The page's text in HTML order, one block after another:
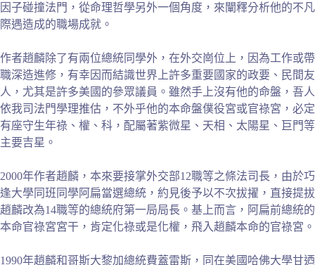
因子碰撞法門，從命理哲學另外一個角度，來闡釋分析他的不凡
際遇造成的職場成就。
作者趙麟除了有兩位總統同學外，在外交崗位上，因為工作或帶
職深造進修，有幸因而結識世界上許多重要國家的政要、民間友
人，尤其是許多美國的參眾議員。雖然手上沒有他的命盤，吾人
依我司法門學理推估，不外乎他的本命盤僕役宮或官祿宮，必定
有座守生年祿、權、科，配屬著紫微星、天相、太陽星、巨門等
主要吉星。
2000年作者趙麟，本來要接掌外交部12職等之條法司長，由於巧
逢大學同班同學阿扁當選總統，約見後予以不次拔擢，直接提拔
趙麟改為14職等的總統府第一局局長。基上而言，阿扁前總統的
本命官祿宮宮干，肯定化祿或是化權，飛入趙麟本命的官祿宮。
1990年趙麟和哥斯大黎加總統費蓋雷斯，同在美國哈佛大學甘迺